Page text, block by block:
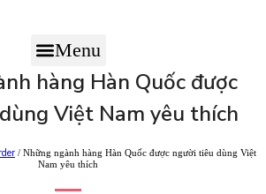
Menu
hàng Hàn Quốc được
Việt Nam yêu thích
/ Những ngành hàng Hàn Quốc được người tiêu dùng Việt
Nam yêu thích